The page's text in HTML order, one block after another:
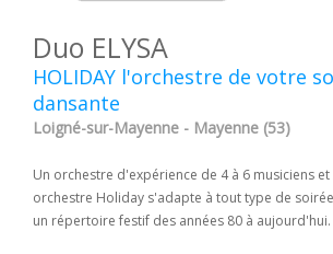
Duo ELYSA
HOLIDAY l'orchestre de votre
dansante
Loigné-sur-Mayenne - Mayenne (53)
Un orchestre d'expérience de 4 à 6 musiciens et
orchestre Holiday s'adapte à tout type de
un répertoire festif des années 80 à aujourd'hui.